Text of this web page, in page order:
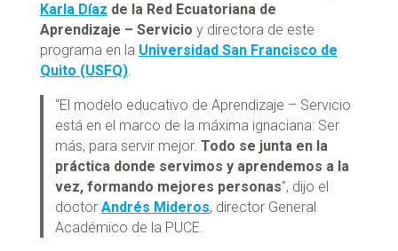
Karla Díaz de la Red Ecuatoriana de
Aprendizaje – Servicio y directora de este
programa en la Universidad San Francisco de
Quito (USFQ).
“El modelo educativo de Aprendizaje – Servicio
está en el marco de la máxima ignaciana: Ser
más, para servir mejor.Todo se junta en la
práctica donde servimos y aprendemos a la
vez, formando mejores personas”, dijo el
doctorAndrés Mideros, director General
Académico de la PUCE.